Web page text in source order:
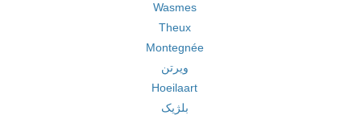
Wasmes
Theux
Montegnée
ویرتن
Hoeilaart
بلژیک